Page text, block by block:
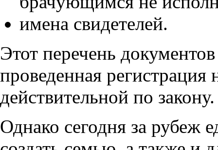
имена свидетелей.
Этот перечень
проведенная регистрация
действительной по закону.
Однако сегодня за рубеж